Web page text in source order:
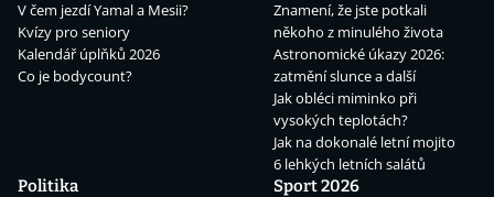
V čem jezdí Yamal a Mesii?
Kvízy pro seniory
Kalendář úplňků 2026
Co je bodycount?
Znamení, že jste potkali
někoho z minulého života
Astronomické úkazy 2026:
zatmění slunce a další
Jak obléci miminko při
vysokých teplotách?
Jak na dokonalé letní mojito
6 lehkých letních salátů
Politika
Sport 2026